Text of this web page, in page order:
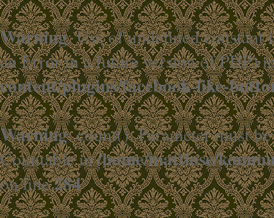
Warning: Use of undefined
an Error in a future version of PHP)
content/plugins/facebook-like-
Warning: count(): Parameter must
Countable in/home/mattlose/
on line284